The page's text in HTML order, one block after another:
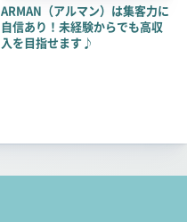
ARMAN（アルマン）は集客力に
自信あり！未経験からでも高収
入を目指せます♪